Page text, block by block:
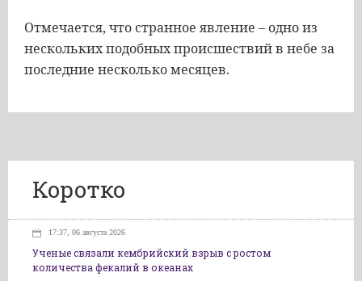
Отмечается, что странное явление – одно из
нескольких подобных происшествий в небе за
последние несколько месяцев.
Коротко
17:37, 06 августа 2026
Ученые связали кембрийский взрыв с ростом
количества фекалий в океанах